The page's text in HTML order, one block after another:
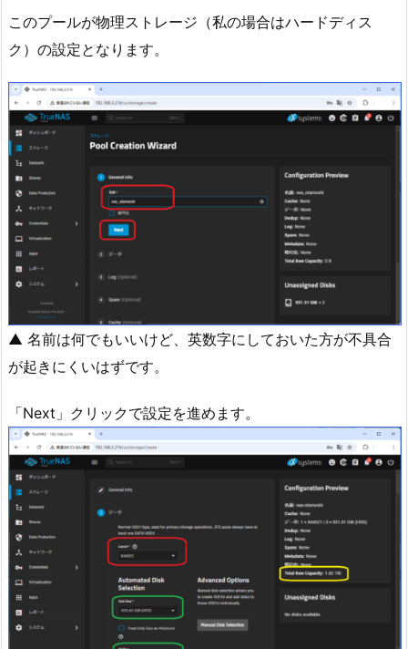
このプールが物理ストレージ（私の場合はハードディス
ク）の設定となります。
▲ 名前は何でもいいけど、英数字にしておいた方が不具合
が起きにくいはずです。
「Next」クリックで設定を進めます。